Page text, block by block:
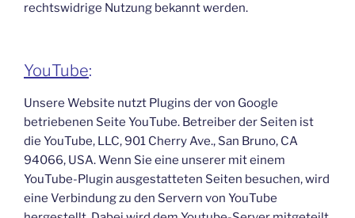
rechtswidrige Nutzung bekannt werden.
YouTube:
Unsere Website nutzt Plugins der von Google
betriebenen Seite YouTube. Betreiber der Seiten ist
die YouTube, LLC, 901 Cherry Ave., San Bruno, CA
94066, USA. Wenn Sie eine unserer mit einem
YouTube-Plugin ausgestatteten Seiten besuchen, wird
eine Verbindung zu den Servern von YouTube